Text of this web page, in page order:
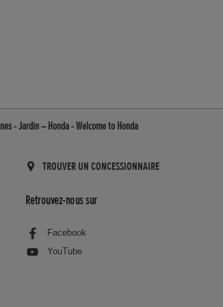
- Jardin – Honda - Welcome to Honda
TROUVER UN CONCESSIONNAIRE
Retrouvez-nous sur
Facebook
YouTube